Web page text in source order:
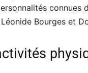
connues
Bourges et